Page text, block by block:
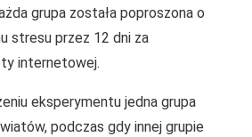
grupa została poproszona o
stresu przez 12 dni za
internetowej.
eksperymentu jedna grupa
podczas gdy innej grupie